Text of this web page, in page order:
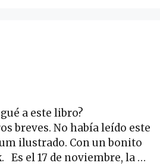
a este libro?
breves. No había leído este
ilustrado. Con un bonito
Es el 17 de noviembre, la …